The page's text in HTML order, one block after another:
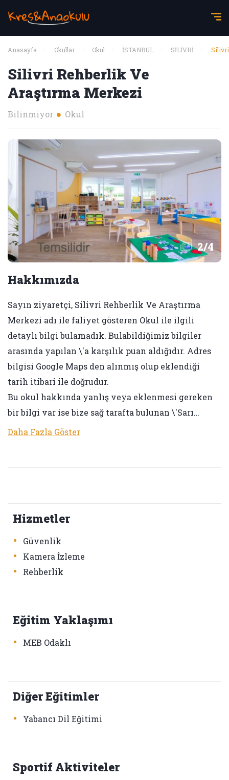
Anasayfa Okullar Okul İSTANBUL SİLİVRİ Silivri
Silivri Rehberlik Ve
Araştırma Merkezi
Bilinmiyor Okul
2/4
Hakkımızda
Sayın ziyaretçi, Silivri Rehberlik Ve Araştırma
Merkezi adı ile faliyet gösteren Okul ile ilgili
detaylı bilgi bulamadık. Bulabildiğimiz bilgiler
arasında yapılan \'a karşılık puan aldığıdır. Adres
bilgisi Google Maps den alınmış olup eklendiği
tarih itibari ile doğrudur.
Bu okul hakkında yanlış veya eklenmesi gereken
bir bilgi var ise bize sağ tarafta bulunan \'Sarı…
Daha Fazla Göster
Hizmetler
• Güvenlik
• Kamera İzleme
• Rehberlik
Eğitim Yaklaşımı
• MEB Odaklı
Diğer Eğitimler
• Yabancı Dil Eğitimi
Sportif Aktiviteler